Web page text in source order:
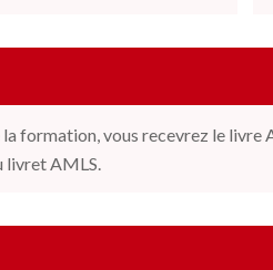
formation, vous recevrez le livre
livret AMLS.